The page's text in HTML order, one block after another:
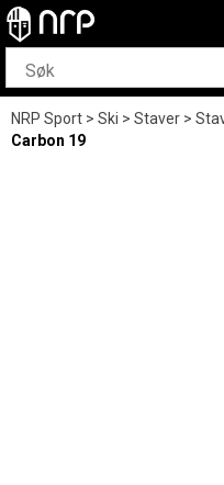
NRP Sport>Ski>Staver>
Carbon 19